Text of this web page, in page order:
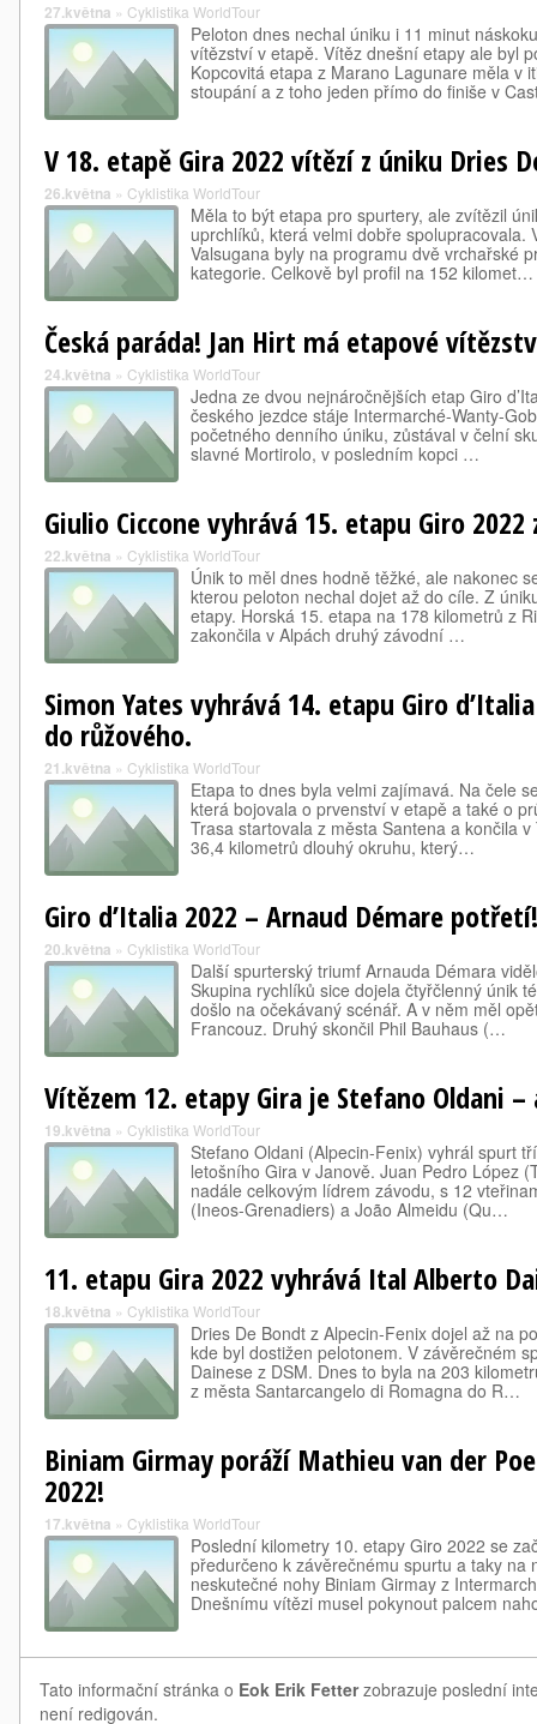
27.května » Cyklistika WorldTour
Peloton dnes nechal úniku i 11 minut
vítězství v etapě. Vítěz dnešní etapy ale byl
Kopcovitá etapa z Marano Lagunare měla v
stoupání a z toho jeden přímo do finiše v
V 18. etapě Gira 2022 vítězí z úniku Dries
26.května » Cyklistika WorldTour
Měla to být etapa pro spurtery, ale zvítězil
uprchlíků, která velmi dobře spolupracovala.
Valsugana byly na programu dvě vrchařské
kategorie. Celkově byl profil na 152 kilomet…
Česká paráda! Jan Hirt má etapové
24.května » Cyklistika WorldTour
Jedna ze dvou nejnáročnějších etap Giro
českého jezdce stáje Intermarché-Wanty-
početného denního úniku, zůstával v čelní
slavné Mortirolo, v posledním kopci …
Giulio Ciccone vyhrává 15. etapu Giro 2022
22.května » Cyklistika WorldTour
Únik to měl dnes hodně těžké, ale nakonec
kterou peloton nechal dojet až do cíle. Z
etapy. Horská 15. etapa na 178 kilometrů z
zakončila v Alpách druhý závodní …
Simon Yates vyhrává 14. etapu Giro
do růžového.
21.května » Cyklistika WorldTour
Etapa to dnes byla velmi zajímavá. Na čele
která bojovala o prvenství v etapě a také o
Trasa startovala z města Santena a končila
36,4 kilometrů dlouhý okruhu, který…
Giro d’Italia 2022 – Arnaud Démare potřetí!
20.května » Cyklistika WorldTour
Další spurterský triumf Arnauda Démara
Skupina rychlíků sice dojela čtyřčlenný únik
došlo na očekávaný scénář. A v něm měl
Francouz. Druhý skončil Phil Bauhaus (…
Vítězem 12. etapy Gira je Stefano Oldani –
19.května » Cyklistika WorldTour
Stefano Oldani (Alpecin-Fenix) vyhrál spurt
letošního Gira v Janově. Juan Pedro López
nadále celkovým lídrem závodu, s 12
(Ineos-Grenadiers) a João Almeidu (Qu…
11. etapu Gira 2022 vyhrává Ital Alberto
18.května » Cyklistika WorldTour
Dries De Bondt z Alpecin-Fenix dojel až na
kde byl dostižen pelotonem. V závěrečném
Dainese z DSM. Dnes to byla na 203
z města Santarcangelo di Romagna do R…
Biniam Girmay poráží Mathieu van der
2022!
17.května » Cyklistika WorldTour
Poslední kilometry 10. etapy Giro 2022 se
předurčeno k závěrečnému spurtu a taky na
neskutečné nohy Biniam Girmay z
Dnešnímu vítězi musel pokynout palcem
Tato informační stránka o Eok Erik Fetterzobrazuje poslední
není redigován.